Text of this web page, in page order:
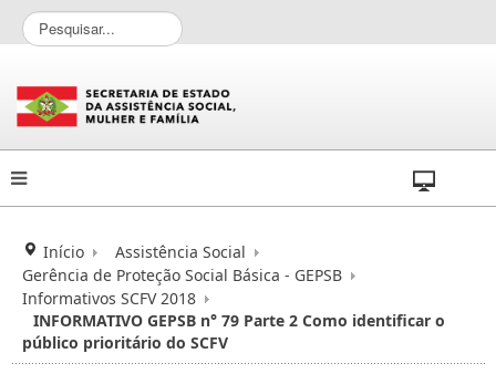
P
e
q
u
i
s
a
Início
Assistência Social
Gerência de Proteção Social Básica - GEPSB
Informativos SCFV 2018
INFORMATIVO GEPSB n° 79 Parte 2 Como identificar o
público prioritário do SCFV